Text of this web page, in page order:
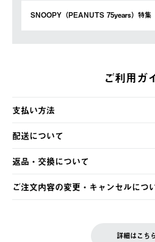
SNOOPY（PEANUTS 75years）特集
ご利用ガ
支払い方法
以下のいずれかの方法でお支払いい
・クレジットカード決済
・コンビニ決済
・Pay-easy決済
配送について
【発送スケジュール】
ご注文・ご入金完了より2営業日以
土日祝の発送はございませんので、
の発送となる場合がございます。
返品・交換について
※お客様都合の場合
お客様都合の返品にかかる送料は、
ご注文内容の変更・キャンセルにつ
LOGOS FAMILY会員の方は、会員
詳細はこちら